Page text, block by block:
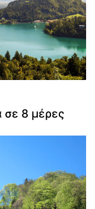
σε 8 μέρες